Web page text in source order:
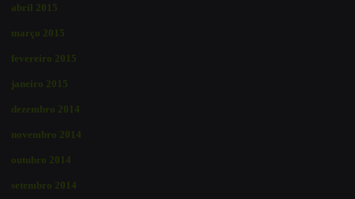
abril 2015
março 2015
fevereiro 2015
janeiro 2015
dezembro 2014
novembro 2014
outubro 2014
setembro 2014